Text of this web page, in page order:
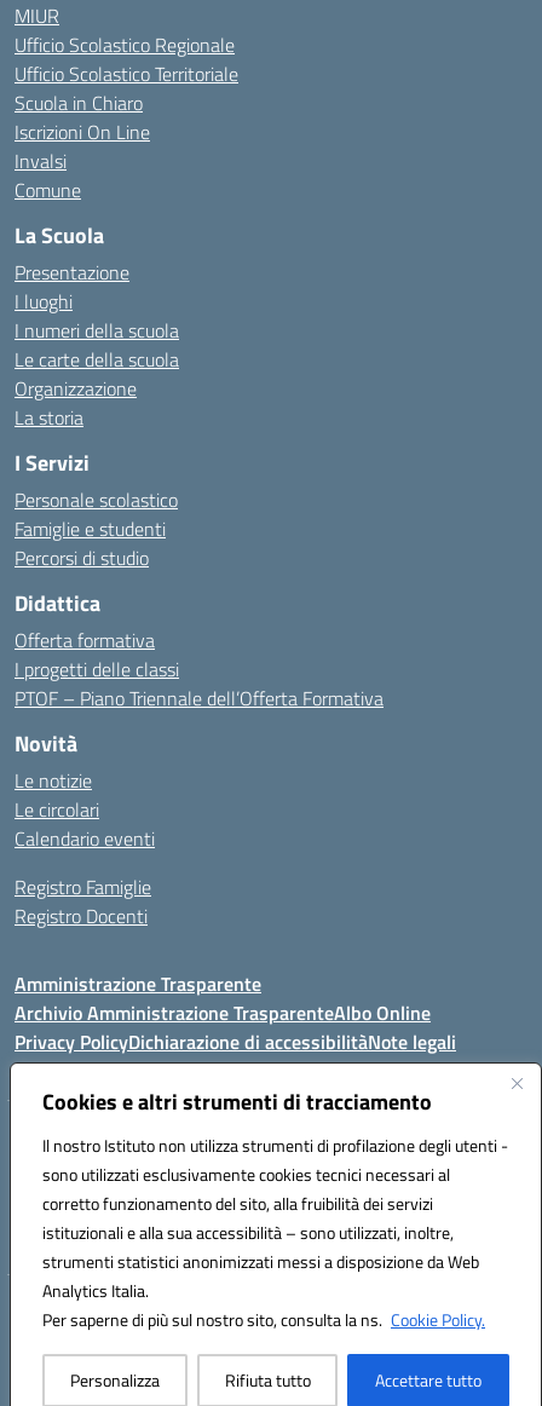
Cookies e altri strumenti di tracciamento
Il nostro Istituto non utilizza strumenti di profilazione degli utenti -
sono utilizzati esclusivamente cookies tecnici necessari al
corretto funzionamento del sito, alla fruibilità dei servizi
istituzionali e alla sua accessibilità – sono utilizzati, inoltre,
strumenti statistici anonimizzati messi a disposizione da Web
Analytics Italia.
Per saperne di più sul nostro sito, consulta la ns. Cookie Policy.
Personalizza Rifiuta tutto Accettare tutto
MIUR
Ufficio Scolastico Regionale
Ufficio Scolastico Territoriale
Scuola in Chiaro
Iscrizioni On Line
Invalsi
Comune
La Scuola
Presentazione
I luoghi
I numeri della scuola
Le carte della scuola
Organizzazione
La storia
I Servizi
Personale scolastico
Famiglie e studenti
Percorsi di studio
Didattica
Offerta formativa
I progetti delle classi
PTOF – Piano Triennale dell’Offerta Formativa
Novità
Le notizie
Le circolari
Calendario eventi
Registro Famiglie
Registro Docenti
Amministrazione Trasparente
Archivio Amministrazione TrasparenteAlbo Online
Privacy PolicyDichiarazione di accessibilitàNote legali
Istituto Comprensivo Statale
Via Cupa Campanariello, 5 - 80059, Torre del Greco (NA)
Tel. +39 0818834377 - Fax +39 0818834377 - Cod.Fisc. 95170530638
Email: naic8df00a@istruzione.it - PEC: naic8df00a@pec.istruzione.it
Hosting & Powered by 3D Solution S.r.l.
Concept & Design by Designers Italia